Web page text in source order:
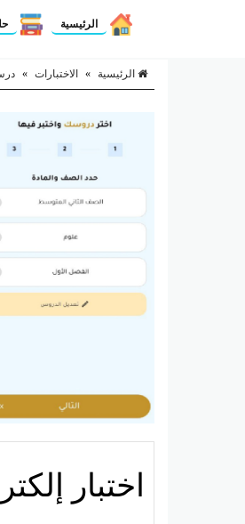
الرئيسية
الرئيسية » الاختبارات » درس
اختبار